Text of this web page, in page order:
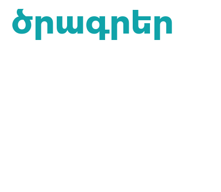
ծրագրեր